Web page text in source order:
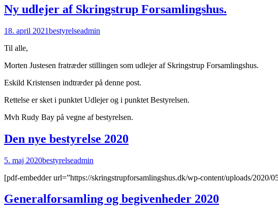
Ny udlejer af Skringstrup Forsamlingshus.
18. april 2021bestyrelseadmin
Til alle,
Morten Justesen fratræder stillingen som udlejer af Skringstrup Forsamlingshus.
Eskild Kristensen indtræder på denne post.
Rettelse er sket i punktet Udlejer og i punktet Bestyrelsen.
Mvh Rudy Bay på vegne af bestyrelsen.
Den nye bestyrelse 2020
5. maj 2020bestyrelseadmin
[pdf-embedder url=”https://skringstrupforsamlingshus.dk/wp-content/uploads/
Generalforsamling og begivenheder 2020